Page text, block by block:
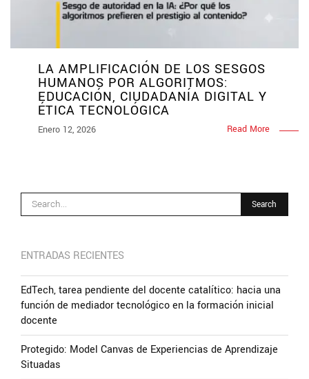
LA AMPLIFICACIÓN DE LOS SESGOS
HUMANOS POR ALGORITMOS:
EDUCACIÓN, CIUDADANÍA DIGITAL Y
ÉTICA TECNOLÓGICA
Enero 12, 2026 Read More
ENTRADAS RECIENTES
EdTech, tarea pendiente del docente catalítico: hacia una
función de mediador tecnológico en la formación inicial
docente
Protegido: Model Canvas de Experiencias de Aprendizaje
Situadas